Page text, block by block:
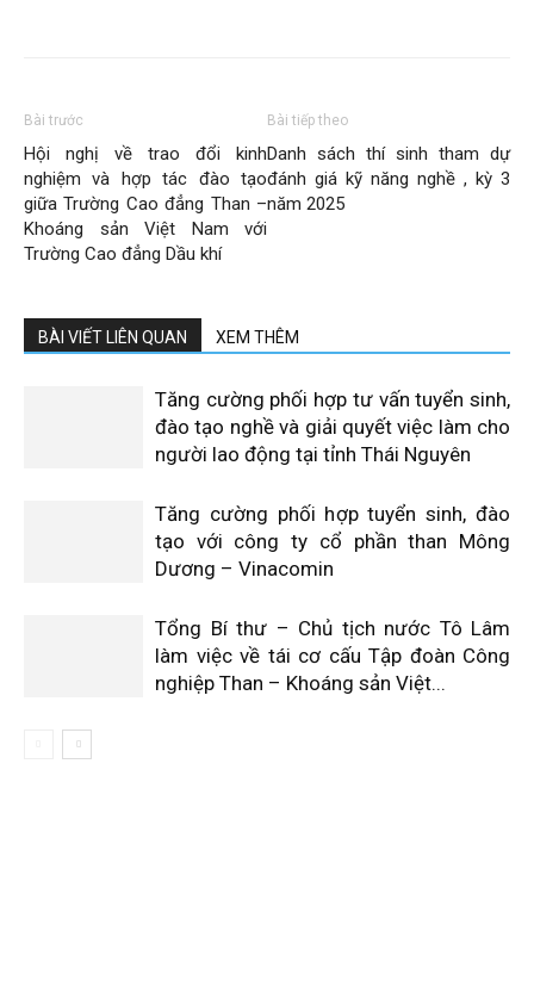
Bài trước
Hội nghị về trao đổi kinh
nghiệm và hợp tác đào tạo
giữa Trường Cao đẳng Than –
Khoáng sản Việt Nam với
Trường Cao đẳng Dầu khí
Bài tiếp theo
Danh sách thí sinh tham dự
đánh giá kỹ năng nghề , kỳ 3
năm 2025
BÀI VIẾT LIÊN QUAN XEM THÊM
Tăng cường phối hợp tư vấn tuyển sinh,
đào tạo nghề và giải quyết việc làm cho
người lao động tại tỉnh Thái Nguyên
Tăng cường phối hợp tuyển sinh, đào
tạo với công ty cổ phần than Mông
Dương – Vinacomin
Tổng Bí thư – Chủ tịch nước Tô Lâm
làm việc về tái cơ cấu Tập đoàn Công
nghiệp Than – Khoáng sản Việt...